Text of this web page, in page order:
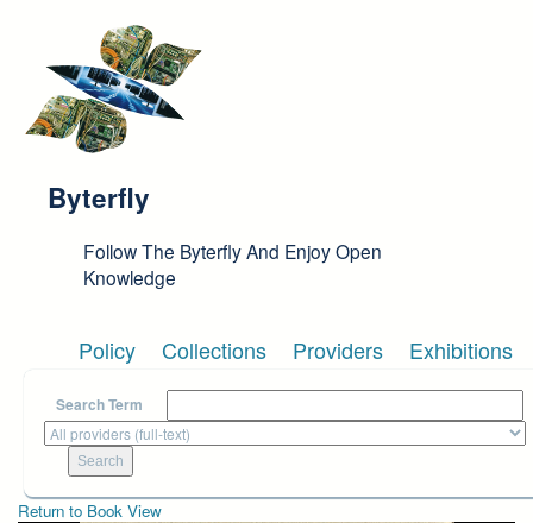
Byterfly
Follow The Byterfly And Enjoy Open
Knowledge
Policy Collections Providers Exhibitions
Search Term
Return to Book View